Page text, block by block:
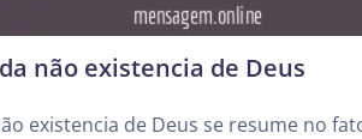
não existencia de Deus
existencia de Deus se resume no